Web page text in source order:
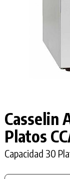
Casselin
Platos
Capacidad 30